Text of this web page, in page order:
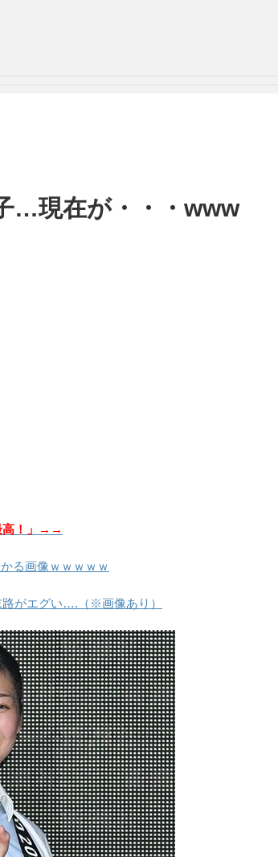
…現在が・・・www
高！」→→
る画像ｗｗｗｗｗ
路がエグい….（※画像あり）